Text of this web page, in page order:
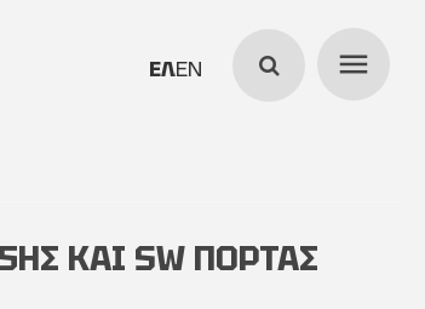
menu
ΕΛΛΗΝΙΚΆ
ENGLISH
search
ΚΑΙ SW ΠΟΡΤΑΣ